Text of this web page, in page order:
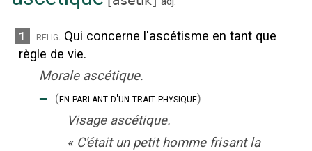
1 relig. Qui concerne l'ascétisme en tant que
règle de vie.
Morale ascétique.
‒ (en parlant d'un trait physique)
Visage ascétique.
« C'était un petit homme frisant la